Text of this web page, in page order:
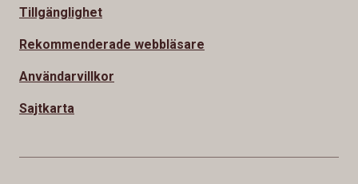
Tillgänglighet
Rekommenderade webbläsare
Användarvillkor
Sajtkarta